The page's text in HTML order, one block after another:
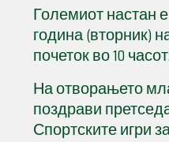
Големиот настан е
година (вторник)
почеток во 10
На отворањето
поздрави
Спортските игри